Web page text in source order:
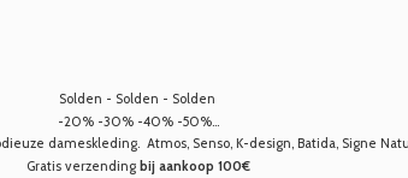
Solden - Solden - Solden
-20% -30% -40% -50%...
dameskleding. Atmos, Senso, K-design, Batida, Signe
Gratis verzending bij aankoop 100€